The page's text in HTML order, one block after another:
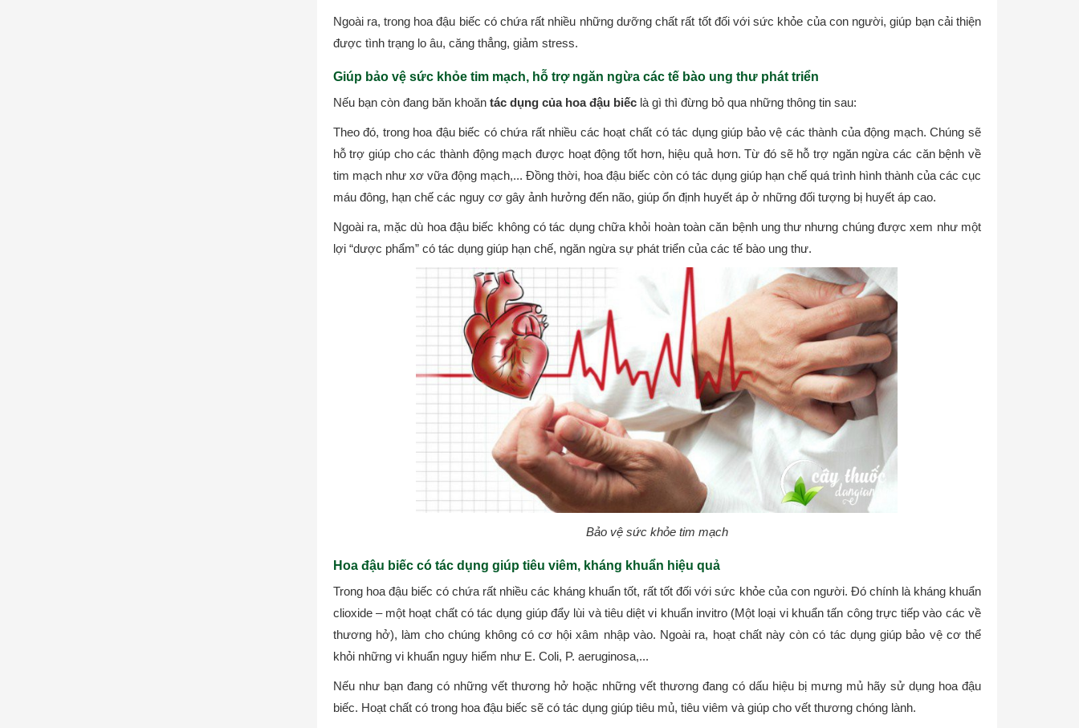
Ngoài ra, trong hoa đậu biếc có chứa rất nhiều những dưỡng chất rất tốt đối với sức khỏe của con người, giúp bạn cải thiện
được tình trạng lo âu, căng thẳng, giảm stress.
Giúp bảo vệ sức khỏe tim mạch, hỗ trợ ngăn ngừa các tế bào ung thư phát triển
Nếu bạn còn đang băn khoăn tác dụng của hoa đậu biếclà gì thì đừng bỏ qua những thông tin sau:
Theo đó, trong hoa đậu biếc có chứa rất nhiều các hoạt chất có tác dụng giúp bảo vệ các thành của động mạch. Chúng sẽ
hỗ trợ giúp cho các thành động mạch được hoạt động tốt hơn, hiệu quả hơn. Từ đó sẽ hỗ trợ ngăn ngừa các căn bệnh về
tim mạch như xơ vữa động mạch,... Đồng thời, hoa đậu biếc còn có tác dụng giúp hạn chế quá trình hình thành của các cục
máu đông, hạn chế các nguy cơ gây ảnh hưởng đến não, giúp ổn định huyết áp ở những đối tượng bị huyết áp cao.
Ngoài ra, mặc dù hoa đậu biếc không có tác dụng chữa khỏi hoàn toàn căn bệnh ung thư nhưng chúng được xem như một
lợi “dược phẩm” có tác dụng giúp hạn chế, ngăn ngừa sự phát triển của các tế bào ung thư.
Bảo vệ sức khỏe tim mạch
Hoa đậu biếc có tác dụng giúp tiêu viêm, kháng khuẩn hiệu quả
Trong hoa đậu biếc có chứa rất nhiều các kháng khuẩn tốt, rất tốt đối với sức khỏe của con người. Đó chính là kháng khuẩn
clioxide – một hoạt chất có tác dụng giúp đẩy lùi và tiêu diệt vi khuẩn invitro (Một loại vi khuẩn tấn công trực tiếp vào các về
thương hở), làm cho chúng không có cơ hội xâm nhập vào. Ngoài ra, hoạt chất này còn có tác dụng giúp bảo vệ cơ thể
khỏi những vi khuẩn nguy hiểm như E. Coli, P. aeruginosa,...
Nếu như bạn đang có những vết thương hở hoặc những vết thương đang có dấu hiệu bị mưng mủ hãy sử dụng hoa đậu
biếc. Hoạt chất có trong hoa đậu biếc sẽ có tác dụng giúp tiêu mủ, tiêu viêm và giúp cho vết thương chóng lành.